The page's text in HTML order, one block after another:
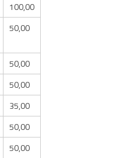
100,00
50,00
50,00
50,00
35,00
50,00
50,00